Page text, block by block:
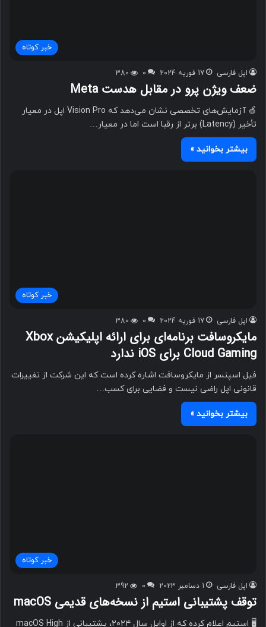
خبر کوتاه
اپل فارسی 17 فوریه 2024 0
380
ضعف ویژن پرو در مقابل هدست Meta
🍏 آزمایش‌های تخصصی نشان می‌دهد که Vision Pro اپل در معیار
تأخیر (Latency) برتر از رقبا است اما در معیار…
بیشتر بخوانید »
خبر کوتاه
اپل فارسی 17 فوریه 2024 0
380
مایکروسافت برنامه‌ای برای ارائه اپلیکیشن Xbox
Cloud Gaming برای iOS ندارد
فیل اسپنسر از مایکروسافت اشاره کرده است که این شرکت از تغییرات
قانونی اپل راضی نیست و فضایی برای کسب…
بیشتر بخوانید »
خبر کوتاه
اپل فارسی 1 دسامبر 2023 0
392
توقف پشتیبانی استیم از نسخه‌های قدیمی macOS
🖥️ استیم اعلام کرده که از اوایل سال ۲۰۲۴، پشتیبانی از macOS High